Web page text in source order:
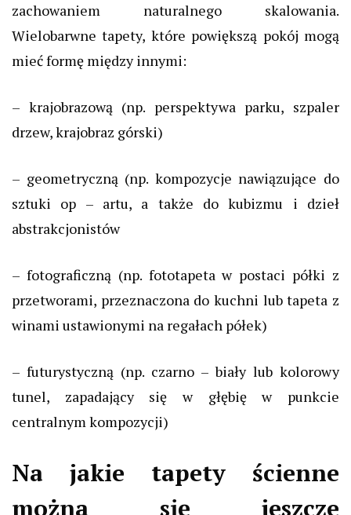
zachowaniem naturalnego skalowania.
Wielobarwne tapety, które powiększą pokój mogą
mieć formę między innymi:
– krajobrazową (np. perspektywa parku, szpaler
drzew, krajobraz górski)
– geometryczną (np. kompozycje nawiązujące do
sztuki op – artu, a także do kubizmu i dzieł
abstrakcjonistów
– fotograficzną (np. fototapeta w postaci półki z
przetworami, przeznaczona do kuchni lub tapeta z
winami ustawionymi na regałach półek)
– futurystyczną (np. czarno – biały lub kolorowy
tunel, zapadający się w głębię w punkcie
centralnym kompozycji)
Na jakie tapety ścienne
można się jeszcze